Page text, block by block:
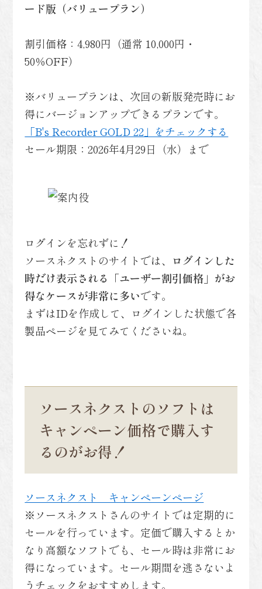
ード版（バリュープラン）
割引価格：4,980円（通常 10,000円・
50％OFF）
※バリュープランは、次回の新版発売時にお
得にバージョンアップできるプランです。
「B's Recorder GOLD 22」をチェックする
セール期限：2026年4月29日（水）まで
ログインを忘れずに！
ソースネクストのサイトでは、 ログインした
時だけ表示される「ユーザー割引価格」がお
得なケースが非常に多いです。
まずはIDを作成して、ログインした状態で各
製品ページを見てみてくださいね。
ソースネクストのソフトは
キャンペーン価格で購入す
るのがお得！
ソースネクスト キャンペーンページ
※ソースネクストさんのサイトでは定期的に
セールを行っています。定価で購入するとか
なり高額なソフトでも、セール時は非常にお
得になっています。セール期間を逃さないよ
うチェックをおすすめします。